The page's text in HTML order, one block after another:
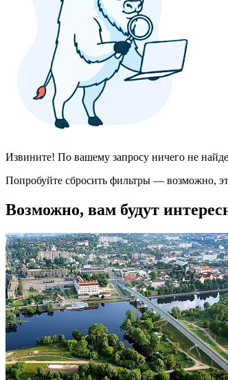
Извините! По вашему запросу ничего не
Попробуйте сбросить фильтры — возможно,
Возможно, вам будут